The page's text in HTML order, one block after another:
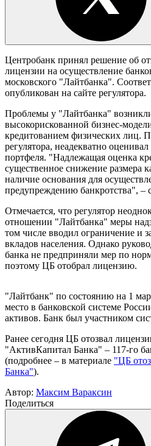
Центробанк принял решение об
лицензии на осуществление
московского "Лайтбанка".
опубликован на сайте регулятора.
Проблемы у "Лайтбанка"
высокорискованной бизнес-
кредитованием физических лиц.
регулятора, неадекватно
портфеля. "Надлежащая оценка
существенное снижение размера
наличие основания для
предупреждению банкротства", –
Отмечается, что регулятор
отношении "Лайтбанка" меры
том числе вводил ограничение и
вкладов населения. Однако
банка не предприняли мер по
поэтому ЦБ отобрал лицензию.
"Лайтбанк" по состоянию на 1
место в банковской системе
активов. Банк был участником
Ранее сегодня ЦБ отозвал
"АктивКапитал Банка" – 117-го
(подробнее – в материале "ЦБ
Банка").
Автор: Максим Вараксин
Поделиться